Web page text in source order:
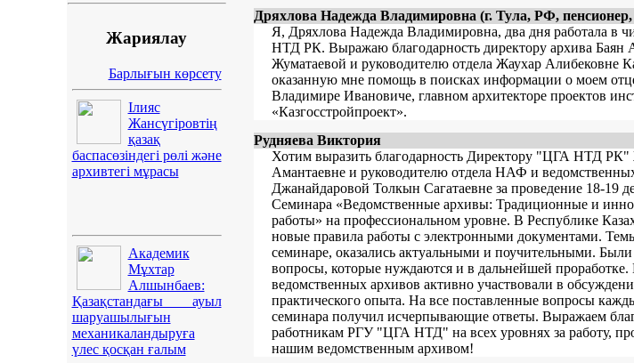
Жариялау
Барлығын көрсету
Ілияс
Жансүгіровтің
қазақ
баспасөзіндегі рөлі және
архивтегі мұрасы
Академик
Мұхтар
Алшынбаев:
Қазақстандағы ауыл
шаруашылығын
механикаландыруға
үлес қосқан ғалым
Дряхлова Надежда Владимировна (г. Тула, РФ, пенсионер,
Я, Дряхлова Надежда Владимировна, два дня работала в
НТД РК. Выражаю благодарность директору архива Баян
Жуматаевой и руководителю отдела Жаухар Алибековне
оказанную мне помощь в поисках информации о моем
Владимире Ивановиче, главном архитекторе проектов
«Казгосстройпроект».
Рудняева Виктория
Хотим выразить благодарность Директору "ЦГА НТД РК"
Амантаевне и руководителю отдела НАФ и
Джанайдаровой Толкын Сагатаевне за проведение 18-19
Семинара «Ведомственные архивы: Традиционные и
работы» на профессиональном уровне. В Республике
новые правила работы с электронными документами.
семинаре, оказались актуальными и поучительными.
вопросы, которые нуждаются и в дальнейшей проработке.
ведомственных архивов активно участвовали в
практического опыта. На все поставленные вопросы
семинара получил исчерпывающие ответы. Выражаем
работникам РГУ "ЦГА НТД" на всех уровнях за работу,
нашим ведомственным архивом!